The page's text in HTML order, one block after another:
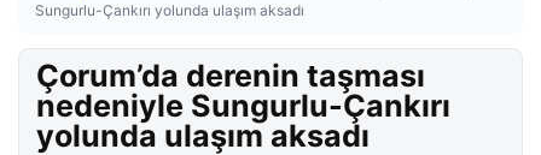
Sungurlu-Çankırı yolunda ulaşım aksadı
Çorum’da derenin taşması
nedeniyle Sungurlu-Çankırı
yolunda ulaşım aksadı